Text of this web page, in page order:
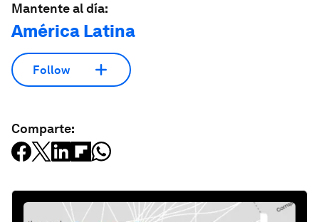
Mantente al día:
América Latina
Follow
Comparte: